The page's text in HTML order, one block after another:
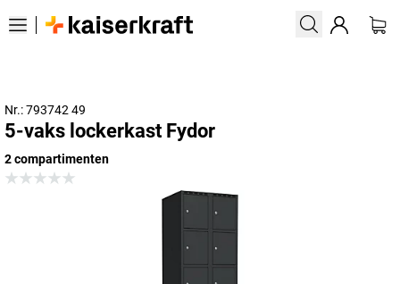
Nr.: 793742 49
5-vaks lockerkast Fydor
2 compartimenten